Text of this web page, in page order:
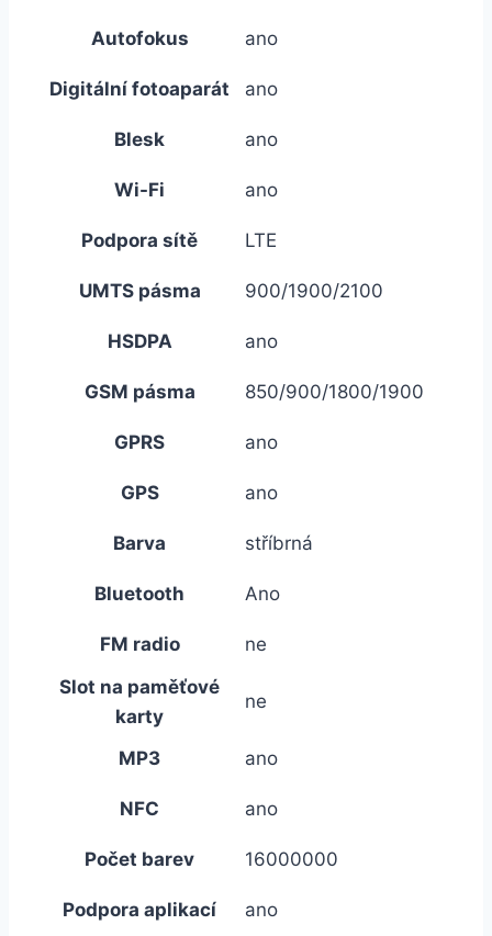
Autofokus ano
Digitální fotoaparát ano
Blesk ano
Wi-Fi ano
Podpora sítě LTE
UMTS pásma 900/1900/2100
HSDPA ano
GSM pásma 850/900/1800/1900
GPRS ano
GPS ano
Barva stříbrná
Bluetooth Ano
FM radio
ne
Slot na paměťové
karty
ne
MP3 ano
NFC ano
Počet barev 16000000
Podpora aplikací ano